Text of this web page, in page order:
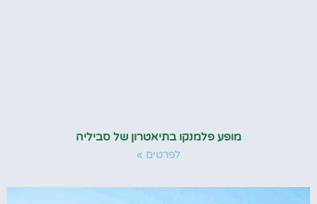
מופע פלמנקו בתיאטרון של סביליה
לפרטים »